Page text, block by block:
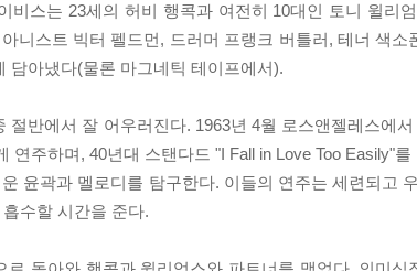
비스는 23세의 허비 행콕과 여전히 10대인 토니 윌리
니스트 빅터 펠드먼, 드러머 프랭크 버틀러, 테너 색
담아냈다(물론 마그네틱 테이프에서).
절반에서 잘 어우러진다. 1963년 4월 로스앤젤레스에
연주하며, 40년대 스탠다드 "I Fall in Love Too Easily"
윤곽과 멜로디를 탐구한다. 이들의 연주는 세련되고
수할 시간을 준다.